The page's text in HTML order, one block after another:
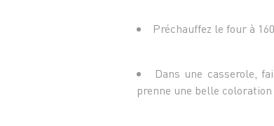
Préchauffez le four à
Dans une casserole,
prenne une belle coloration